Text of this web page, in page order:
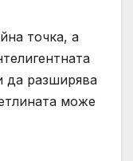
точка, а
да разширява
може